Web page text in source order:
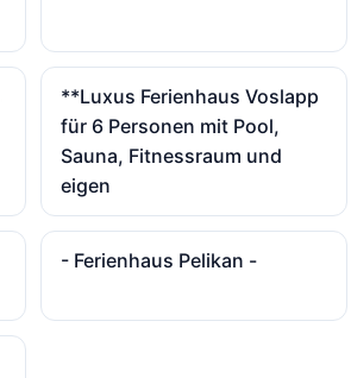
**Luxus Ferienhaus Voslapp
für 6 Personen mit Pool,
Sauna, Fitnessraum und
eigen
- Ferienhaus Pelikan -